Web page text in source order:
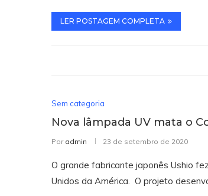
LER POSTAGEM COMPLETA
Sem categoria
Nova lâmpada UV mata o
Por admin 23 de setembro de 2020
O grande fabricante japonês Ushio
Unidos da América. O projeto